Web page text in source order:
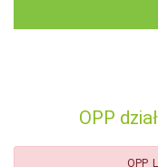
OPP